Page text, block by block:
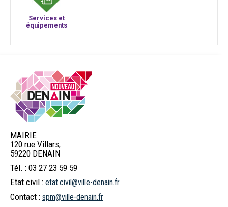
Services et
équipements
MAIRIE
120 rue Villars,
59220 DENAIN
Tél. : 03 27 23 59 59
Etat civil : etat.civil@ville-denain.fr
Contact : spm@ville-denain.fr